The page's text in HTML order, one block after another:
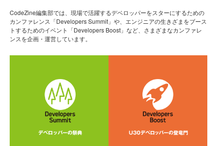
CodeZine編集部では、現場で活躍するデベロッパーをスターにするための
カンファレンス「Developers Summit」や、エンジニアの生きざまをブース
トするためのイベント「Developers Boost」など、さまざまなカンファレ
ンスを企画・運営しています。